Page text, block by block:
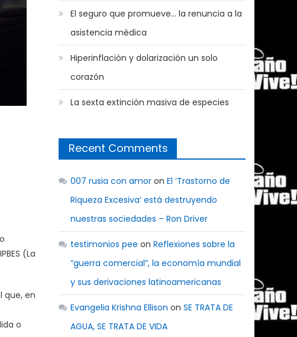
(La
que, en
o
El seguro que promueve… la renuncia a la
asistencia médica
Hiperinflación y dolarización un solo
corazón
La sexta extinción masiva de especies
Recent Comments
007 rusia con amor onEl ‘Trastorno de
Riqueza Excesiva’ está destruyendo
nuestras sociedades – Ron Driver
testimonios pee onReflexiones sobre la
“guerra comercial”, la economía mundial
y sus derivaciones latinoamericanas
Evangelia Krishna Ellison onSE TRATA DE
AGUA, SE TRATA DE VIDA